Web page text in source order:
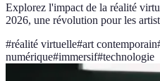
Explorez l'impact de la réalité
2026, une révolution pour les
#réalité virtuelle#art contemporain
numérique#immersif#technologie